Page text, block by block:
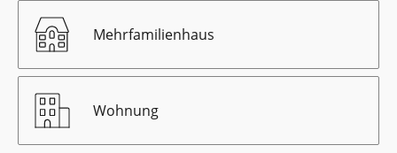
Mehrfamilienhaus
Wohnung